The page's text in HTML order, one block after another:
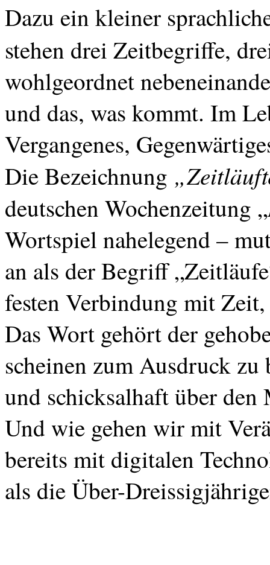
Dazu ein kleiner
stehen drei Zeitbegriffe,
wohlgeordnet
und das, was kommt. Im
Vergangenes,
Die Bezeichnung „
deutschen Wochenzeitung „
Wortspiel nahelegend –
an als der Begriff
festen Verbindung mit
Das Wort gehört der
scheinen zum Ausdruck
und schicksalhaft über den
Und wie gehen wir mit
bereits mit digitalen
als dieÜber-